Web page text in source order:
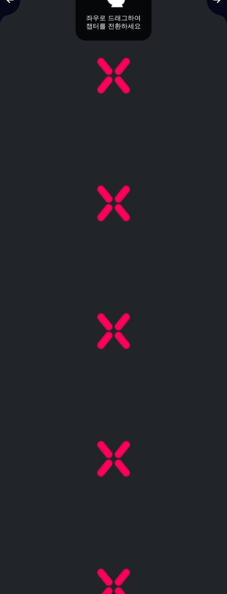
좌우로 드래그하여
챕터를 전환하세요